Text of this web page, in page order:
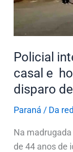
Policial
casal e
disparo
Paraná / Da
Na
de 44 anos de
e
acaba
morto
por
disparo
de
arma
fogo